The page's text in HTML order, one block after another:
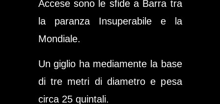
Accese sono le sfide a Barra tra
la paranza Insuperabile e la
Mondiale.
Un giglio ha mediamente la base
di tre metri di diametro e pesa
circa 25 quintali.